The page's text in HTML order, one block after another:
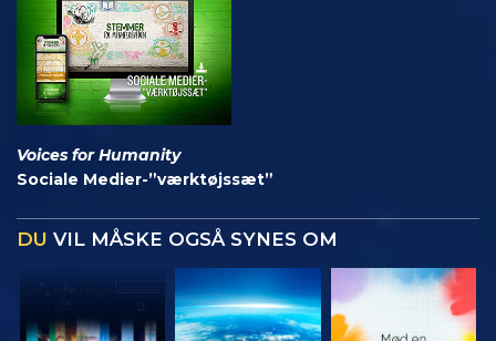
Voices for Humanity
Sociale Medier-”værktøjssæt”
DU VIL MÅSKE OGSÅ SYNES OM